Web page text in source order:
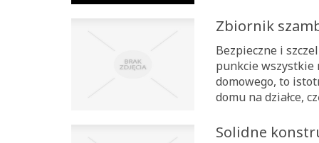
Zbiornik
Bezpieczne i
punkcie wszystkie
domowego, to
domu na działce,
Solidne